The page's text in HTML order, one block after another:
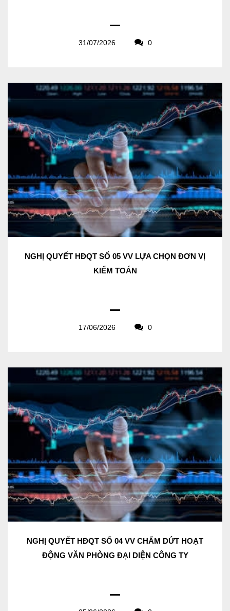
31/07/2026 0
NGHỊ QUYẾT HĐQT SỐ 05 VV LỰA CHỌN ĐƠN VỊ
KIỂM TOÁN
17/06/2026 0
NGHỊ QUYẾT HĐQT SỐ 04 VV CHẤM DỨT HOẠT
ĐỘNG VĂN PHÒNG ĐẠI DIỆN CÔNG TY